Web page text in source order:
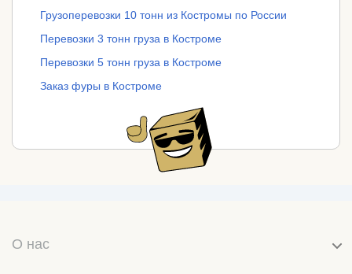
Грузоперевозки 10 тонн из Костромы по России
Перевозки 3 тонн груза в Костроме
Перевозки 5 тонн груза в Костроме
Заказ фуры в Костроме
О нас